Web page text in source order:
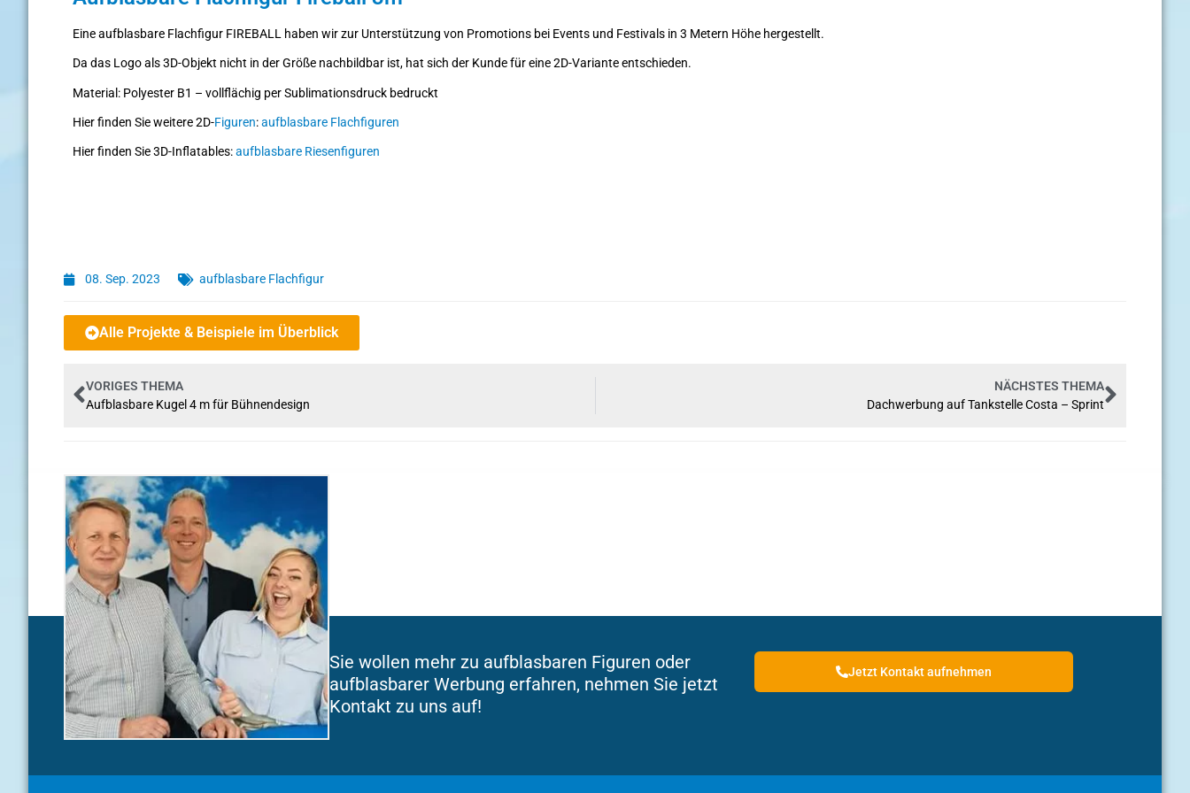
Eine aufblasbare Flachfigur FIREBALL haben wir zur Unterstützung von Promotions bei Events und Festivals in 3 Metern Höhe hergestellt.
Da das Logo als 3D-Objekt nicht in der Größe nachbildbar ist, hat sich der Kunde für eine 2D-Variante entschieden.
Material: Polyester B1 – vollflächig per Sublimationsdruck bedruckt
Hier finden Sie weitere 2D-Figuren:aufblasbare Flachfiguren
Hier finden Sie 3D-Inflatables:aufblasbare Riesenfiguren
08. Sep. 2023 aufblasbare Flachfigur
Alle Projekte & Beispiele im Überblick
VORIGES THEMA
Aufblasbare Kugel 4 m für Bühnendesign
NÄCHSTES THEMA
Dachwerbung auf Tankstelle Costa – Sprint
Sie wollen mehr zu aufblasbaren Figuren oder
aufblasbarer Werbung erfahren, nehmen Sie jetzt
Kontakt zu uns auf!
Jetzt Kontakt aufnehmen